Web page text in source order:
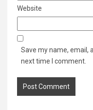
Website
Save my name, email,
next time I comment.